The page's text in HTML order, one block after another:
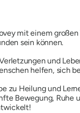
mit einem
sein können.
und
helfen, sich
zu Heilung und
Bewegung,